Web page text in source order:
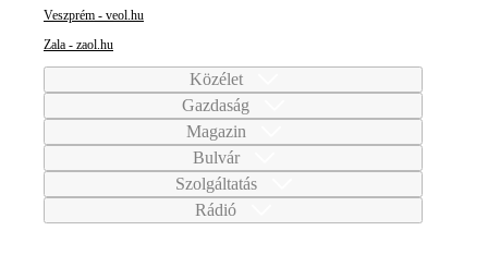
Veszprém - veol.hu
Zala - zaol.hu
Közélet
Gazdaság
Magazin
Bulvár
Szolgáltatás
Rádió